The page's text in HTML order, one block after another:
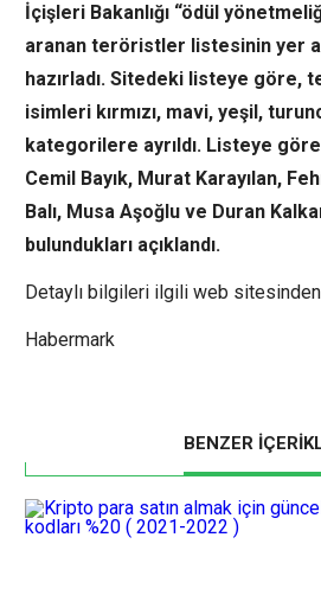
İçişleri Bakanlığı “ödül
aranan teröristler listesinin yer
hazırladı. Sitedeki listeye göre,
isimleri kırmızı, mavi, yeşil,
kategorilere ayrıldı. Listeye
Cemil Bayık, Murat Karayılan,
Balı, Musa Aşoğlu ve Duran
bulundukları açıklandı.
Detaylı bilgileri ilgili web
Habermark
BENZER